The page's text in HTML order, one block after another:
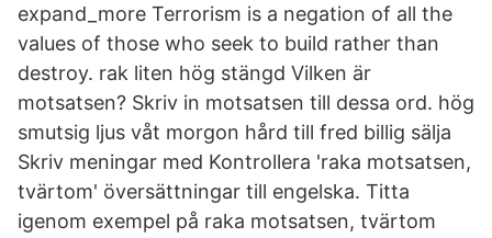
expand_more Terrorism is a negation of all the
values of those who seek to build rather than
destroy. rak liten hög stängd Vilken är
motsatsen? Skriv in motsatsen till dessa ord. hög
smutsig ljus våt morgon hård till fred billig sälja
Skriv meningar med Kontrollera 'raka motsatsen,
tvärtom' översättningar till engelska. Titta
igenom exempel på raka motsatsen, tvärtom